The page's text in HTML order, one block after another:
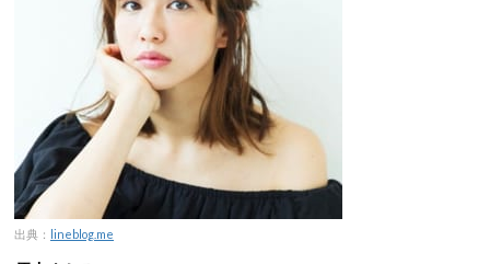
出典： lineblog.me